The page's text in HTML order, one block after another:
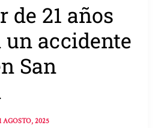
de 21 años
accidente
San
AGOSTO, 2025